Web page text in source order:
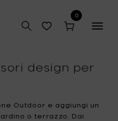
0
design per
Outdoor e aggiungi un
o terrazzo. Dai